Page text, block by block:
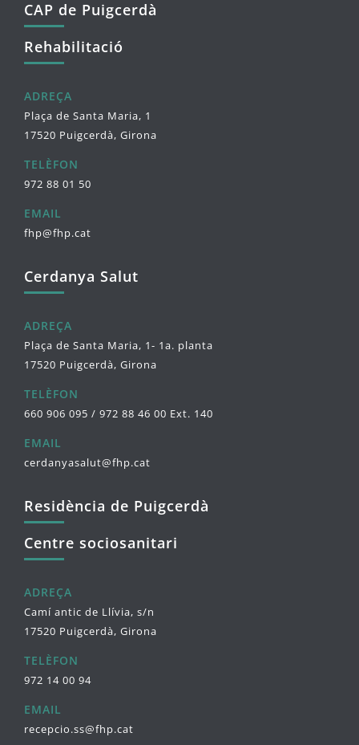
CAP de Puigcerdà
Rehabilitació
ADREÇA
Plaça de Santa Maria, 1
17520 Puigcerdà, Girona
TELÈFON
972 88 01 50
EMAIL
fhp@fhp.cat
Cerdanya Salut
ADREÇA
Plaça de Santa Maria, 1- 1a. planta
17520 Puigcerdà, Girona
TELÈFON
660 906 095 / 972 88 46 00 Ext. 140
EMAIL
cerdanyasalut@fhp.cat
Residència de Puigcerdà
Centre sociosanitari
ADREÇA
Camí antic de Llívia, s/n
17520 Puigcerdà, Girona
TELÈFON
972 14 00 94
EMAIL
recepcio.ss@fhp.cat